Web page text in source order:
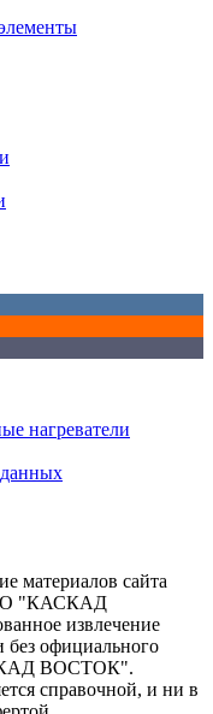
нагреватели
материалов сайта
"КАСКАД
извлечение
официального
ВОСТОК".
справочной, и ни в